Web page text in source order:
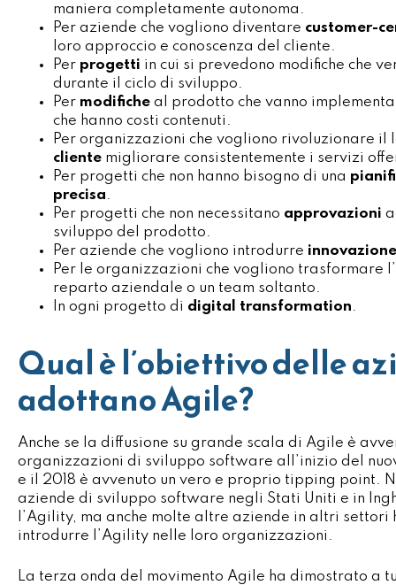
maniera completamente autonoma.
Per aziende che vogliono diventare customer-
loro approccio e conoscenza del cliente.
Per progetti in cui si prevedono modifiche che
durante il ciclo di sviluppo.
Per modifiche al prodotto che vanno
che hanno costi contenuti.
Per organizzazioni che vogliono rivoluzionare il
cliente migliorare consistentemente i servizi
Per progetti che non hanno bisogno di una
precisa.
Per progetti che non necessitano approvazioni
sviluppo del prodotto.
Per aziende che vogliono introdurre
Per le organizzazioni che vogliono trasformare l’
reparto aziendale o un team soltanto.
In ogni progetto di digital transformation.
Qual è l’obiettivo delle
adottano Agile?
Anche se la diffusione su grande scala di Agile è
organizzazioni di sviluppo software all’inizio del
e il 2018 è avvenuto un vero e proprio tipping point.
aziende di sviluppo software negli Stati Uniti e in
l’Agility, ma anche molte altre aziende in altri settori
introdurre l’Agility nelle loro organizzazioni.
La terza onda del movimento Agile ha dimostrato a